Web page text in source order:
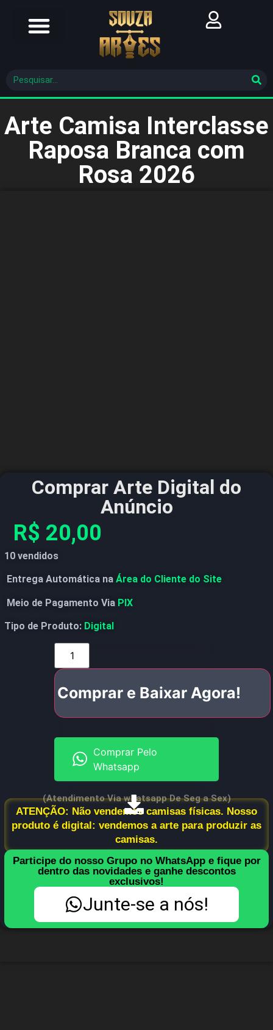
Arte Camisa Interclasse
Raposa Branca com
Rosa 2026
Comprar Arte Digital do
Anúncio
R$ 20,00
10 vendidos
Entrega Automática na Área do Cliente do Site
Meio de Pagamento Via PIX
Tipo de Produto: Digital
Comprar e Baixar Agora!
Comprar Pelo
Whatsapp
(Atendimento Via whatsapp De Seg a Sex)
ATENÇÃO: Não vendemos camisas físicas. Nosso
produto é digital: vendemos a arte para produzir as
camisas.
Participe do nosso Grupo no WhatsApp e fique por
dentro das novidades e ganhe descontos
exclusivos!
Junte-se a nós!